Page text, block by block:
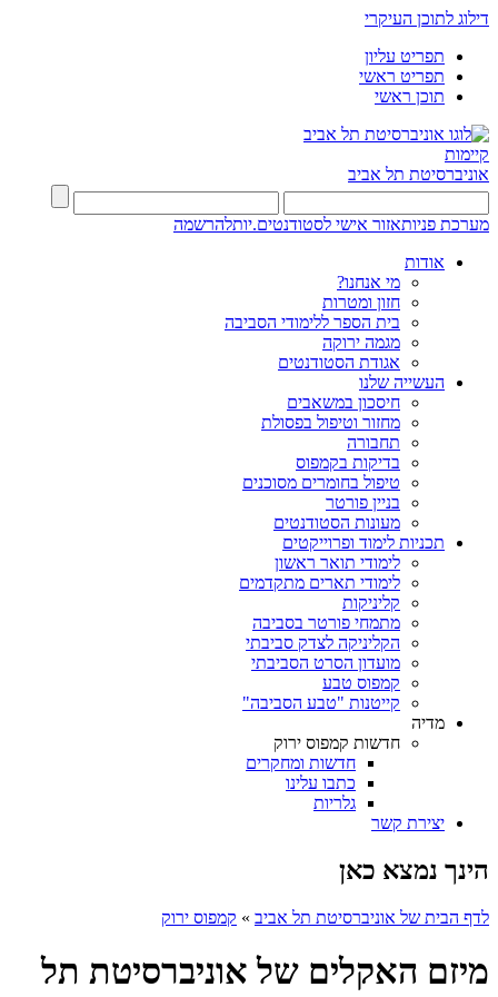
דילוג לתוכן העיקרי
תפריט עליון
תפריט ראשי
תוכן ראשי
קיימות
אוניברסיטת תל אביב
מערכת פניותאזור אישי לסטודנטים.יותלהרשמה
אודות
מי אנחנו?
חזון ומטרות
בית הספר ללימודי הסביבה
מגמה ירוקה
אגודת הסטודנטים
העשייה שלנו
חיסכון במשאבים
מחזור וטיפול בפסולת
תחבורה
בדיקות בקמפוס
טיפול בחומרים מסוכנים
בניין פורטר
מעונות הסטודנטים
תכניות לימוד ופרוייקטים
לימודי תואר ראשון
לימודי תארים מתקדמים
קליניקות
מתמחי פורטר בסביבה
הקליניקה לצדק סביבתי
מועדון הסרט הסביבתי
קמפוס טבע
קייטנות "טבע הסביבה"
מדיה
חדשות קמפוס ירוק
חדשות ומחקרים
כתבו עלינו
גלריות
יצירת קשר
הינך נמצא כאן
לדף הבית של אוניברסיטת תל אביב » קמפוס ירוק
מיזם האקלים של אוניברסיטת תל